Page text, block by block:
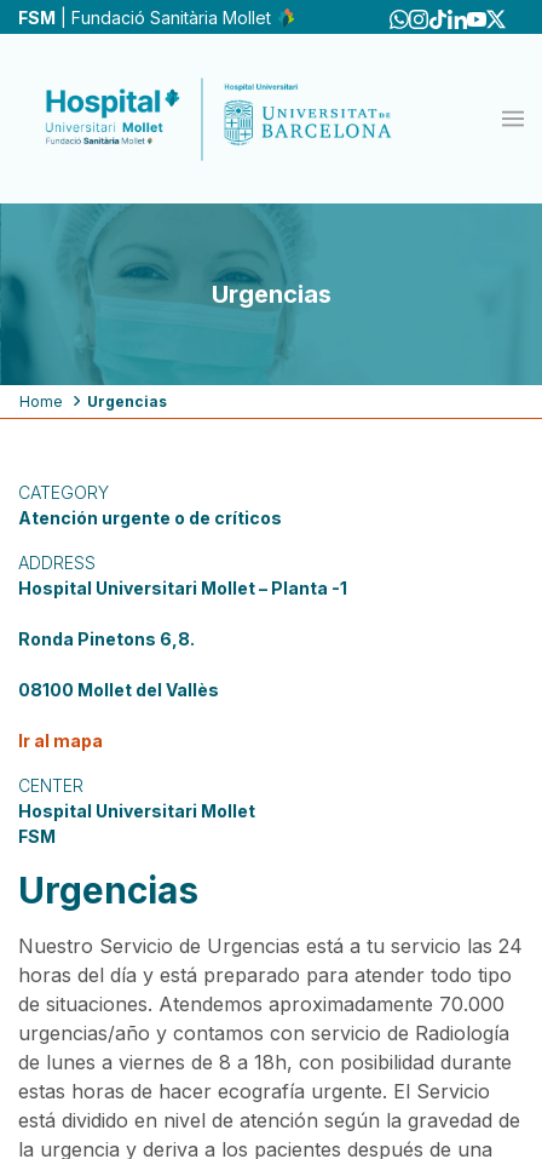
Skip
content
FSM | Fundació Sanitària Mollet
Urgencias
Breadcrumb
Home Urgencias
CATEGORY
Atención urgente o de críticos
ADDRESS
Hospital Universitari Mollet – Planta -1
Ronda Pinetons 6,8.
08100 Mollet del Vallès
Ir al mapa
CENTER
Hospital Universitari Mollet
FSM
Urgencias
Nuestro Servicio de Urgencias está a tu servicio las 24
horas del día y está preparado para atender todo tipo
de situaciones. Atendemos aproximadamente 70.000
urgencias/año y contamos con servicio de Radiología
de lunes a viernes de 8 a 18h, con posibilidad durante
estas horas de hacer ecografía urgente. El Servicio
está dividido en nivel de atención según la gravedad de
la urgencia y deriva a los pacientes después de una